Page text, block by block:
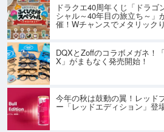
ドラクエ40周年くじ「ドラ
シャル～40年目の旅立ち～」
催！Wチャンスでメタリック
DQXとZoffのコラボメガネ！
X」がまもなく発売開始！
今年の秋は鼓動の翼！レッド
ー「レッドエディション」登